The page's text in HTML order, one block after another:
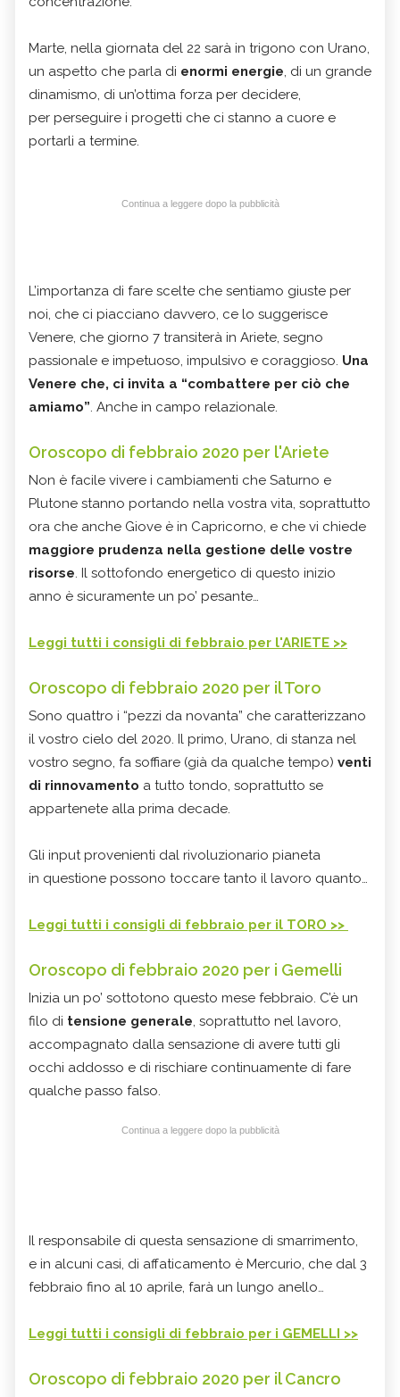
Marte, nella giornata del 22 sarà in trigono con Urano,
un aspetto che parla di enormi energie, di un grande
dinamismo, di un’ottima forza per decidere,
per perseguire i progetti che ci stanno a cuore e
portarli a termine.
Continua a leggere dopo la pubblicità
L’importanza di fare scelte che sentiamo giuste per
noi, che ci piacciano davvero, ce lo suggerisce
Venere, che giorno 7 transiterà in Ariete, segno
passionale e impetuoso, impulsivo e coraggioso. Una
Venere che, ci invita a “combattere per ciò che
amiamo”. Anche in campo relazionale.
Oroscopo di febbraio 2020 per l'Ariete
Non è facile vivere i cambiamenti che Saturno e
Plutone stanno portando nella vostra vita, soprattutto
ora che anche Giove è in Capricorno, e che vi chiede
maggiore prudenza nella gestione delle vostre
risorse. Il sottofondo energetico di questo inizio
anno è sicuramente un po’ pesante…
Leggi tutti i consigli di febbraio per l'ARIETE >>
Oroscopo di febbraio 2020 per il Toro
Sono quattro i “pezzi da novanta” che caratterizzano
il vostro cielo del 2020. Il primo, Urano, di stanza nel
vostro segno, fa soffiare (già da qualche tempo) venti
di rinnovamento a tutto tondo, soprattutto se
appartenete alla prima decade.
Gli input provenienti dal rivoluzionario pianeta
in questione possono toccare tanto il lavoro quanto…
Leggi tutti i consigli di febbraio per il TORO >>
Oroscopo di febbraio 2020 per i Gemelli
Inizia un po’ sottotono questo mese febbraio. C’è un
filo di tensione generale, soprattutto nel lavoro,
accompagnato dalla sensazione di avere tutti gli
occhi addosso e di rischiare continuamente di fare
qualche passo falso.
Continua a leggere dopo la pubblicità
Il responsabile di questa sensazione di smarrimento,
e in alcuni casi, di affaticamento è Mercurio, che dal 3
febbraio fino al 10 aprile, farà un lungo anello…
Leggi tutti i consigli di febbraio per i GEMELLI >>
Oroscopo di febbraio 2020 per il Cancro